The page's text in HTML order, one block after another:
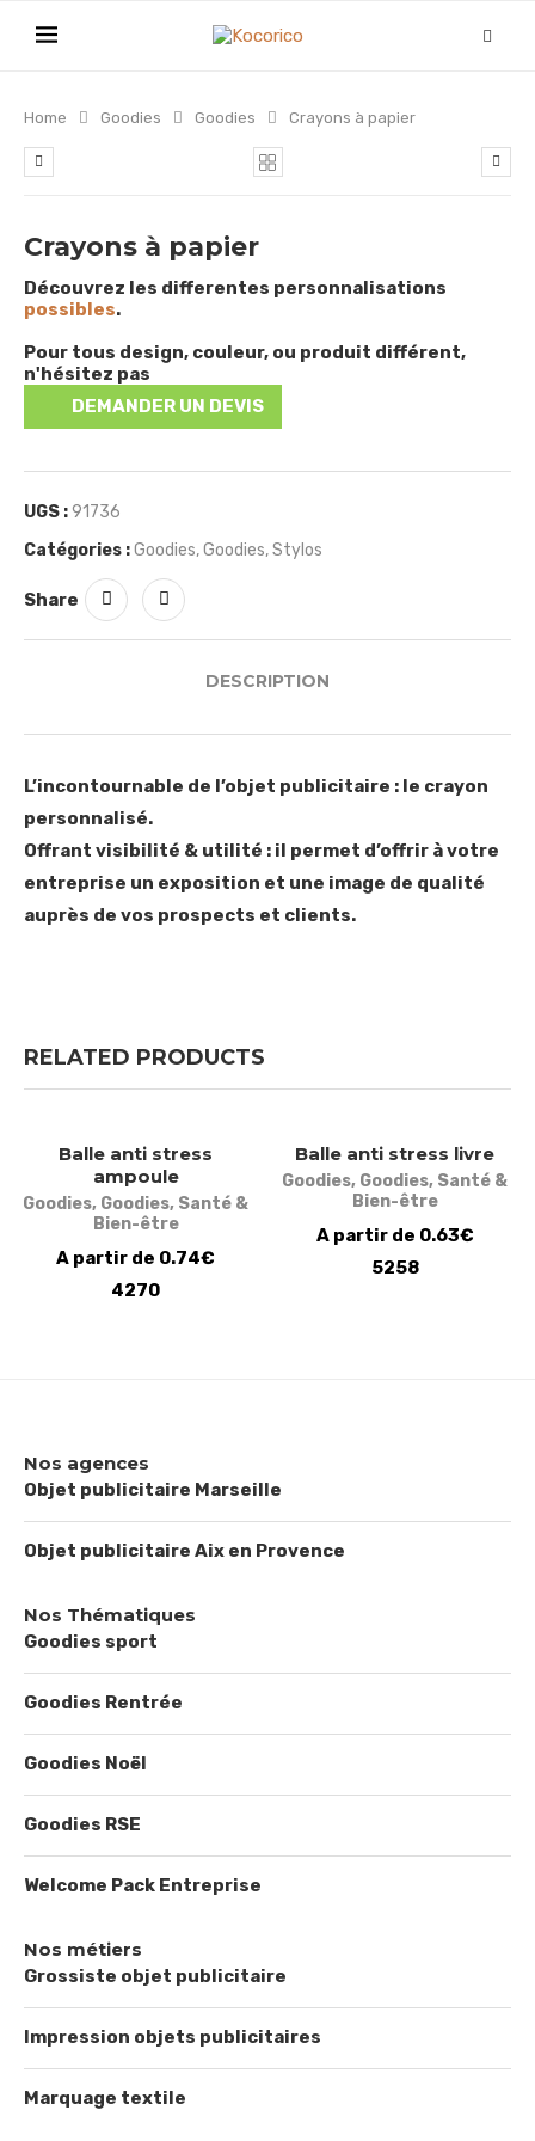
Home Goodies Goodies Crayons à papier
Crayons à papier
Découvrez les differentes personnalisations
possibles.
Pour tous design, couleur, ou produit différent,
n'hésitez pas
DEMANDER UN DEVIS
UGS :91736
Catégories :Goodies,Goodies,Stylos
Share
DESCRIPTION
L’incontournable de l’objet publicitaire : le crayon
personnalisé.
Offrant visibilité & utilité : il permet d’offrir à votre
entreprise un exposition et une image de qualité
auprès de vos prospects et clients.
RELATED PRODUCTS
Balle anti stress
ampoule
Goodies, Goodies, Santé &
Bien-être
A partir de 0.74€
4270
Balle anti stress livre
Goodies, Goodies, Santé &
Bien-être
A partir de 0.63€
5258
Nos agences
Objet publicitaire Marseille
Objet publicitaire Aix en Provence
Nos Thématiques
Goodies sport
Goodies Rentrée
Goodies Noël
Goodies RSE
Welcome Pack Entreprise
Nos métiers
Grossiste objet publicitaire
Impression objets publicitaires
Marquage textile